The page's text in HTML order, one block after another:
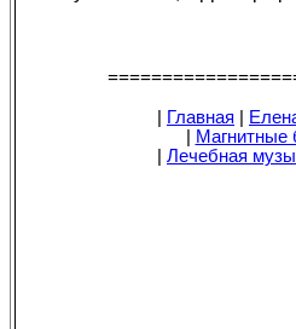
Главная
Магнитные
Лечебная